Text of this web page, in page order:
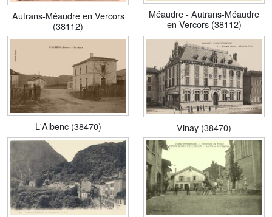
Autrans-Méaudre en Vercors
(38112)
Méaudre - Autrans-Méaudre
en Vercors (38112)
L'Albenc (38470) Vinay (38470)